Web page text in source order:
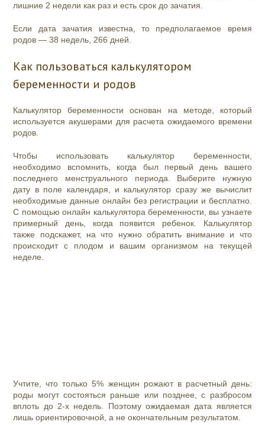
лишние 2 недели как раз и есть срок до зачатия.
Если дата зачатия известна, то предполагаемое время
родов — 38 недель, 266 дней.
Как пользоваться калькулятором
беременности и родов
Калькулятор беременности основан на методе, который
используется акушерами для расчета ожидаемого времени
родов.
Чтобы использовать калькулятор беременности,
необходимо вспомнить, когда был первый день вашего
последнего менструального периода . Выберите нужную
дату в поле календаря, и калькулятор сразу же вычислит
необходимые данные онлайн без регистрации и бесплатно.
С помощью онлайн калькулятора беременности, вы узнаете
примерный день, когда появится ребенок. Калькулятор
также подскажет, на что нужно обратить внимание и что
происходит с плодом и вашим организмом на текущей
неделе.
Учтите, что только 5% женщин рожают в расчетный день:
роды могут состояться раньше или позднее, с разбросом
вплоть до 2-х недель. Поэтому ожидаемая дата является
лишь ориентировочной, а не окончательным результатом.